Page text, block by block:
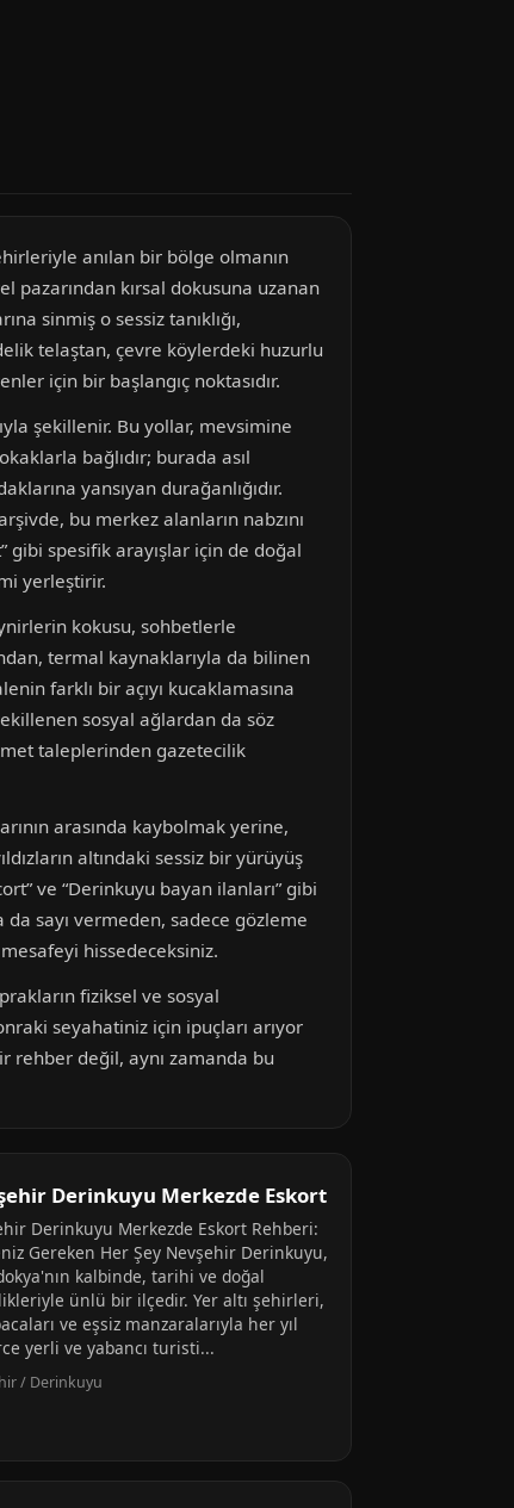
anılan bir bölge olmanın
pazarından kırsal dokusuna uzanan
sinmiş o sessiz tanıklığı,
telaştan, çevre köylerdeki huzurlu
için bir başlangıç noktasıdır.
şekillenir. Bu yollar, mevsimine
bağlıdır; burada asıl
yansıyan durağanlığıdır.
bu merkez alanların nabzını
gibi spesifik arayışlar için de doğal
yerleştirir.
kokusu, sohbetlerle
termal kaynaklarıyla da bilinen
farklı bir açıyı kucaklamasına
sosyal ağlardan da söz
taleplerinden gazetecilik
arasında kaybolmak yerine,
altındaki sessiz bir yürüyüş
ve “Derinkuyu bayan ilanları” gibi
sayı vermeden, sadece gözleme
hissedeceksiniz.
fiziksel ve sosyal
seyahatiniz için ipuçları arıyor
rehber değil, aynı zamanda bu
Derinkuyu Merkezde Eskort
Derinkuyu Merkezde Eskort Rehberi:
Gereken Her Şey Nevşehir Derinkuyu,
kalbinde, tarihi ve doğal
ünlü bir ilçedir. Yer altı şehirleri,
ve eşsiz manzaralarıyla her yıl
yerli ve yabancı turisti...
/ Derinkuyu